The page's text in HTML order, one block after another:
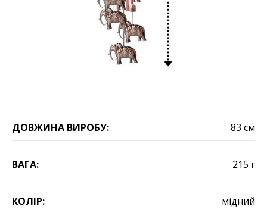
ДОВЖИНА ВИРОБУ: 83 см
ВАГА: 215 г
КОЛІР: мідний